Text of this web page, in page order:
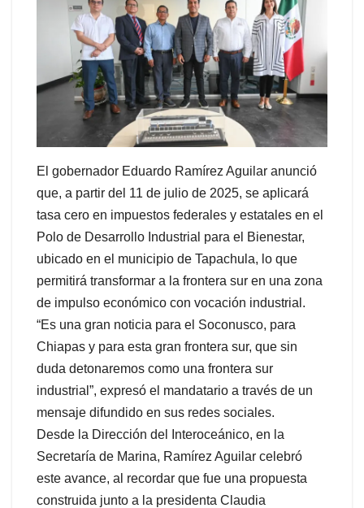
El gobernador Eduardo Ramírez Aguilar anunció
que, a partir del 11 de julio de 2025, se aplicará
tasa cero en impuestos federales y estatales en el
Polo de Desarrollo Industrial para el Bienestar,
ubicado en el municipio de Tapachula, lo que
permitirá transformar a la frontera sur en una zona
de impulso económico con vocación industrial.
“Es una gran noticia para el Soconusco, para
Chiapas y para esta gran frontera sur, que sin
duda detonaremos como una frontera sur
industrial”, expresó el mandatario a través de un
mensaje difundido en sus redes sociales.
Desde la Dirección del Interoceánico, en la
Secretaría de Marina, Ramírez Aguilar celebró
este avance, al recordar que fue una propuesta
construida junto a la presidenta Claudia